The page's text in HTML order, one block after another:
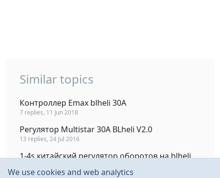
Similar topics
Контроллер Emax blheli 30А
7 replies, 11 Jun 2018
Регулятор Multistar 30A BLheli V2.0
13 replies, 24 Jul 2016
1-4s китайский регулятор оборотов на blheli
We use cookies and web analytics